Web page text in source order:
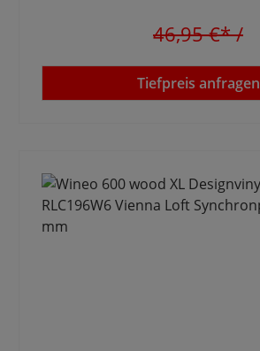
46,95 €*/
Tiefpreis anfragen